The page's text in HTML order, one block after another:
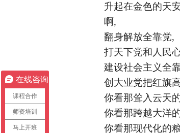
升起在金色的天
啊,
翻身解放全靠党,
打天下党和人民
建设社会主义全
创大业党把红旗
你看那耸入云天
你看那跨越大洋
你看那现代化的
在线咨询
课程合作
师资培训
马上开班